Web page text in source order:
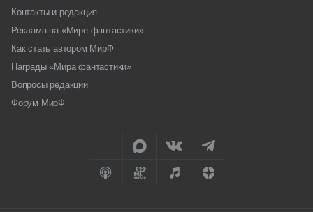
Контакты и редакция
Реклама на «Мире фантастики»
Как стать автором МирФ
Награды «Мира фантастики»
Вопросы редакции
Форум МирФ